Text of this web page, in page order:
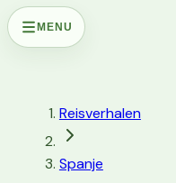
MENU
Reisverhalen
Spanje